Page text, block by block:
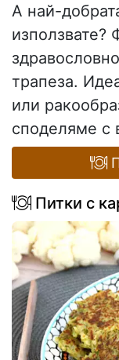
А най-
използвате?
трапеза.
или
споделяме с
Питки с